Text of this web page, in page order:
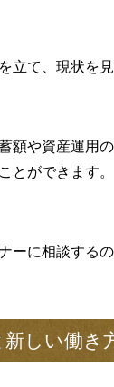
立て、現状を
額や資産運用
とができます。
ーに相談する
しい働き